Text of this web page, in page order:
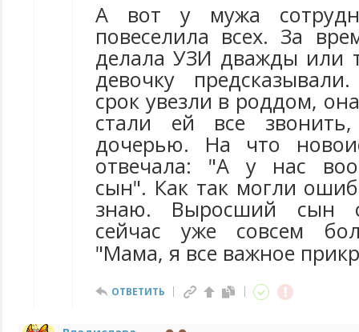
А вот у мужа
повеселила всех. За
делала УЗИ дважды или
девочку
срок увезли в роддом,
стали ей все
дочерью. На что
отвечала: "А у нас
сын". Как так могли
знаю. Выросший сын
сейчас уже совсем
"Мама, я все важное
ОТВЕТИТЬ